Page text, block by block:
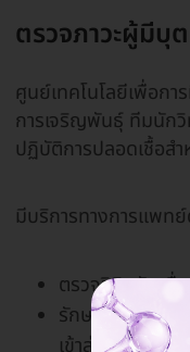
ตรวจภาวะผู้มีบุ
ศูนย์เทคโนโลยีเพื่อก
การเจริญพันธุ์ ทีมนัก
ปฏิบัติการปลอดเชื้อส
มีบริการทางการแพท
ตรวจวินิจฉัยเพื่
รักษาภาวะมีบุต
เข้าสู่โพรงมดลู